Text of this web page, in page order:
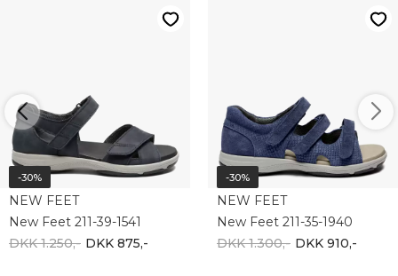
-30%
NEW FEET
New Feet 211-39-1541
DKK 1.250,- DKK 875,-
-30%
NEW FEET
New Feet 211-35-1940
DKK 1.300,- DKK 910,-